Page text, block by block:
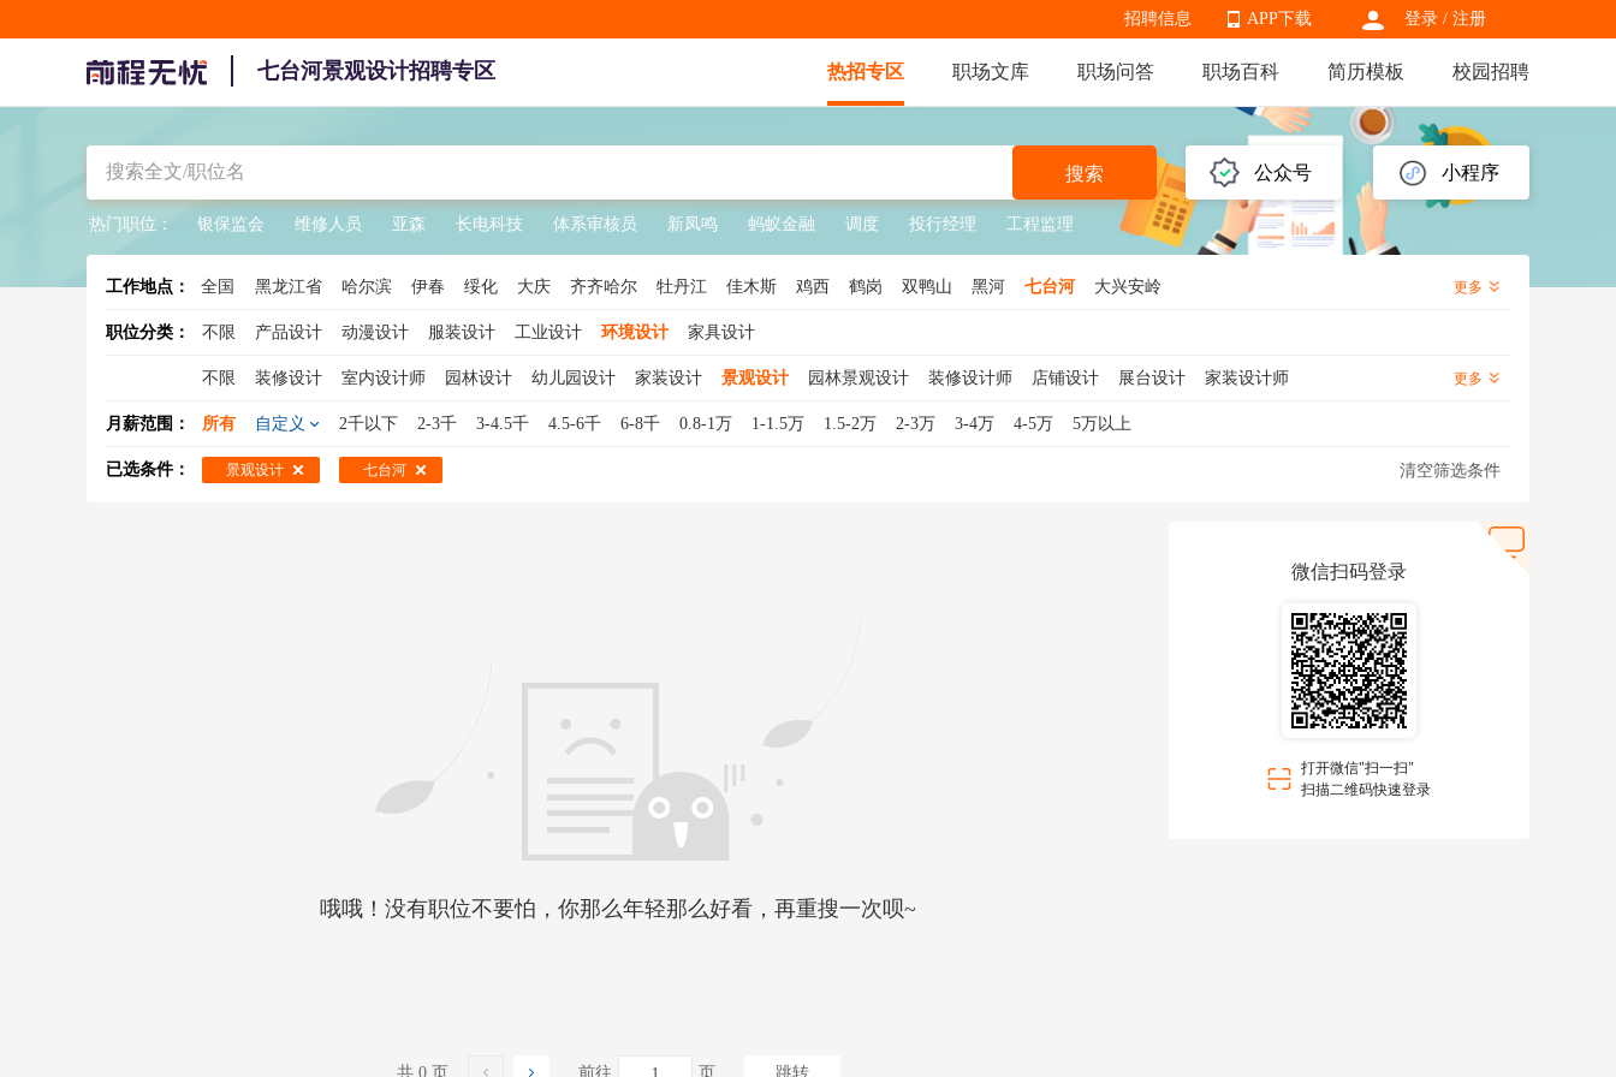
登录 / 注册
APP下载
APP下载
招聘信息
七台河景观设计招聘专区 热招专区 职场文库 职场问答 职场百科 简历模板 校园招聘
公众号 小程序
搜索
热门职位： 银保监会 维修人员 亚森 长电科技 体系审核员 新凤鸣 蚂蚁金融 调度 投行经理 工程监理
工作地点： 全国 黑龙江省 哈尔滨 伊春 绥化 大庆 齐齐哈尔 牡丹江 佳木斯 鸡西 鹤岗 双鸭山 黑河 七台河 大兴安岭 更多
职位分类： 不限 产品设计 动漫设计 服装设计 工业设计 环境设计 家具设计
不限 装修设计 室内设计师 园林设计 幼儿园设计 家装设计 景观设计 园林景观设计 装修设计师 店铺设计 展台设计
家装设计师
展示设计
软装设计师 室内装潢设计 展览设计 舞美设计 景观设计师 CAD设计 景观规划设计 橱窗设计 会展设计
更多
月薪范围： 所有 自定义 2千以下 2-3千 3-4.5千 4.5-6千 6-8千 0.8-1万 1-1.5万 1.5-2万 2-3万 3-4万 4-5万 5万以上
已选条件： 景观设计 七台河 清空筛选条件
哦哦！没有职位不要怕，你那么年轻那么好看，再重搜一次呗~
共 0 页 前往 页 跳转
微信扫码登录
打开微信"扫一扫"
扫描二维码快速登录